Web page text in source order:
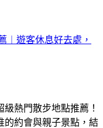
︱遊客休息好去處，
級熱門散步地點推薦！
的約會與親子景點，結